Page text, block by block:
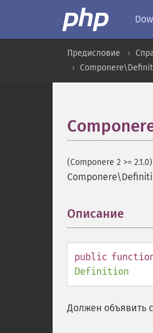
Предисловие
(Componere 2 >= 2.1.0)
Описание
public
Definition
Должен объявить